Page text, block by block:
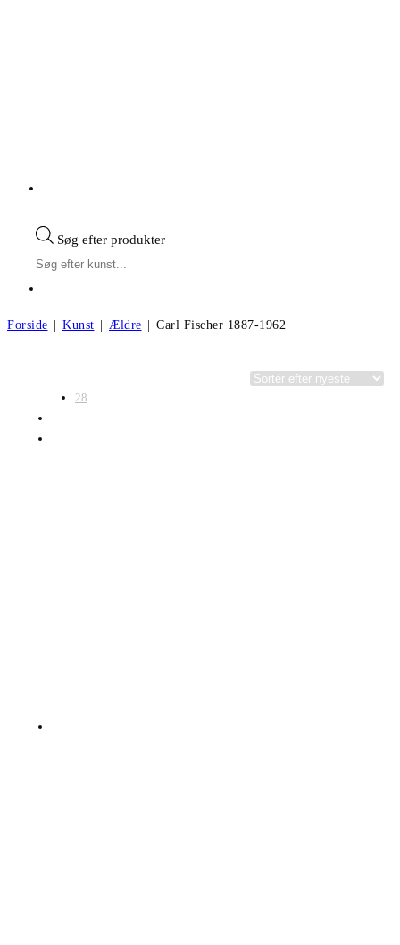
Søg efter produkter
Forside | Kunst | Ældre | Carl Fischer 1887-1962
28